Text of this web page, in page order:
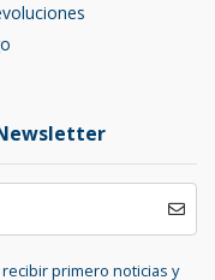
primero noticias y